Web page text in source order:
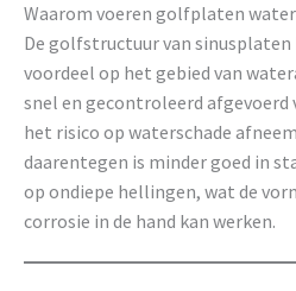
Waarom voeren golfplaten
De golfstructuur van
voordeel op het gebied van
snel en gecontroleerd afgevoerd
het risico op waterschade
daarentegen is minder goed in
op ondiepe hellingen, wat de
corrosie in de hand kan werken.